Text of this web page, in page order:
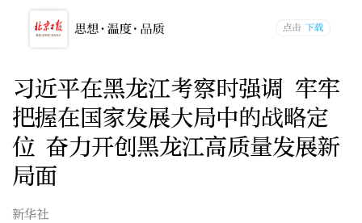
习近平在黑龙江考察时强调 牢牢
把握在国家发展大局中的战略定
位 奋力开创黑龙江高质量发展新
局面
新华社